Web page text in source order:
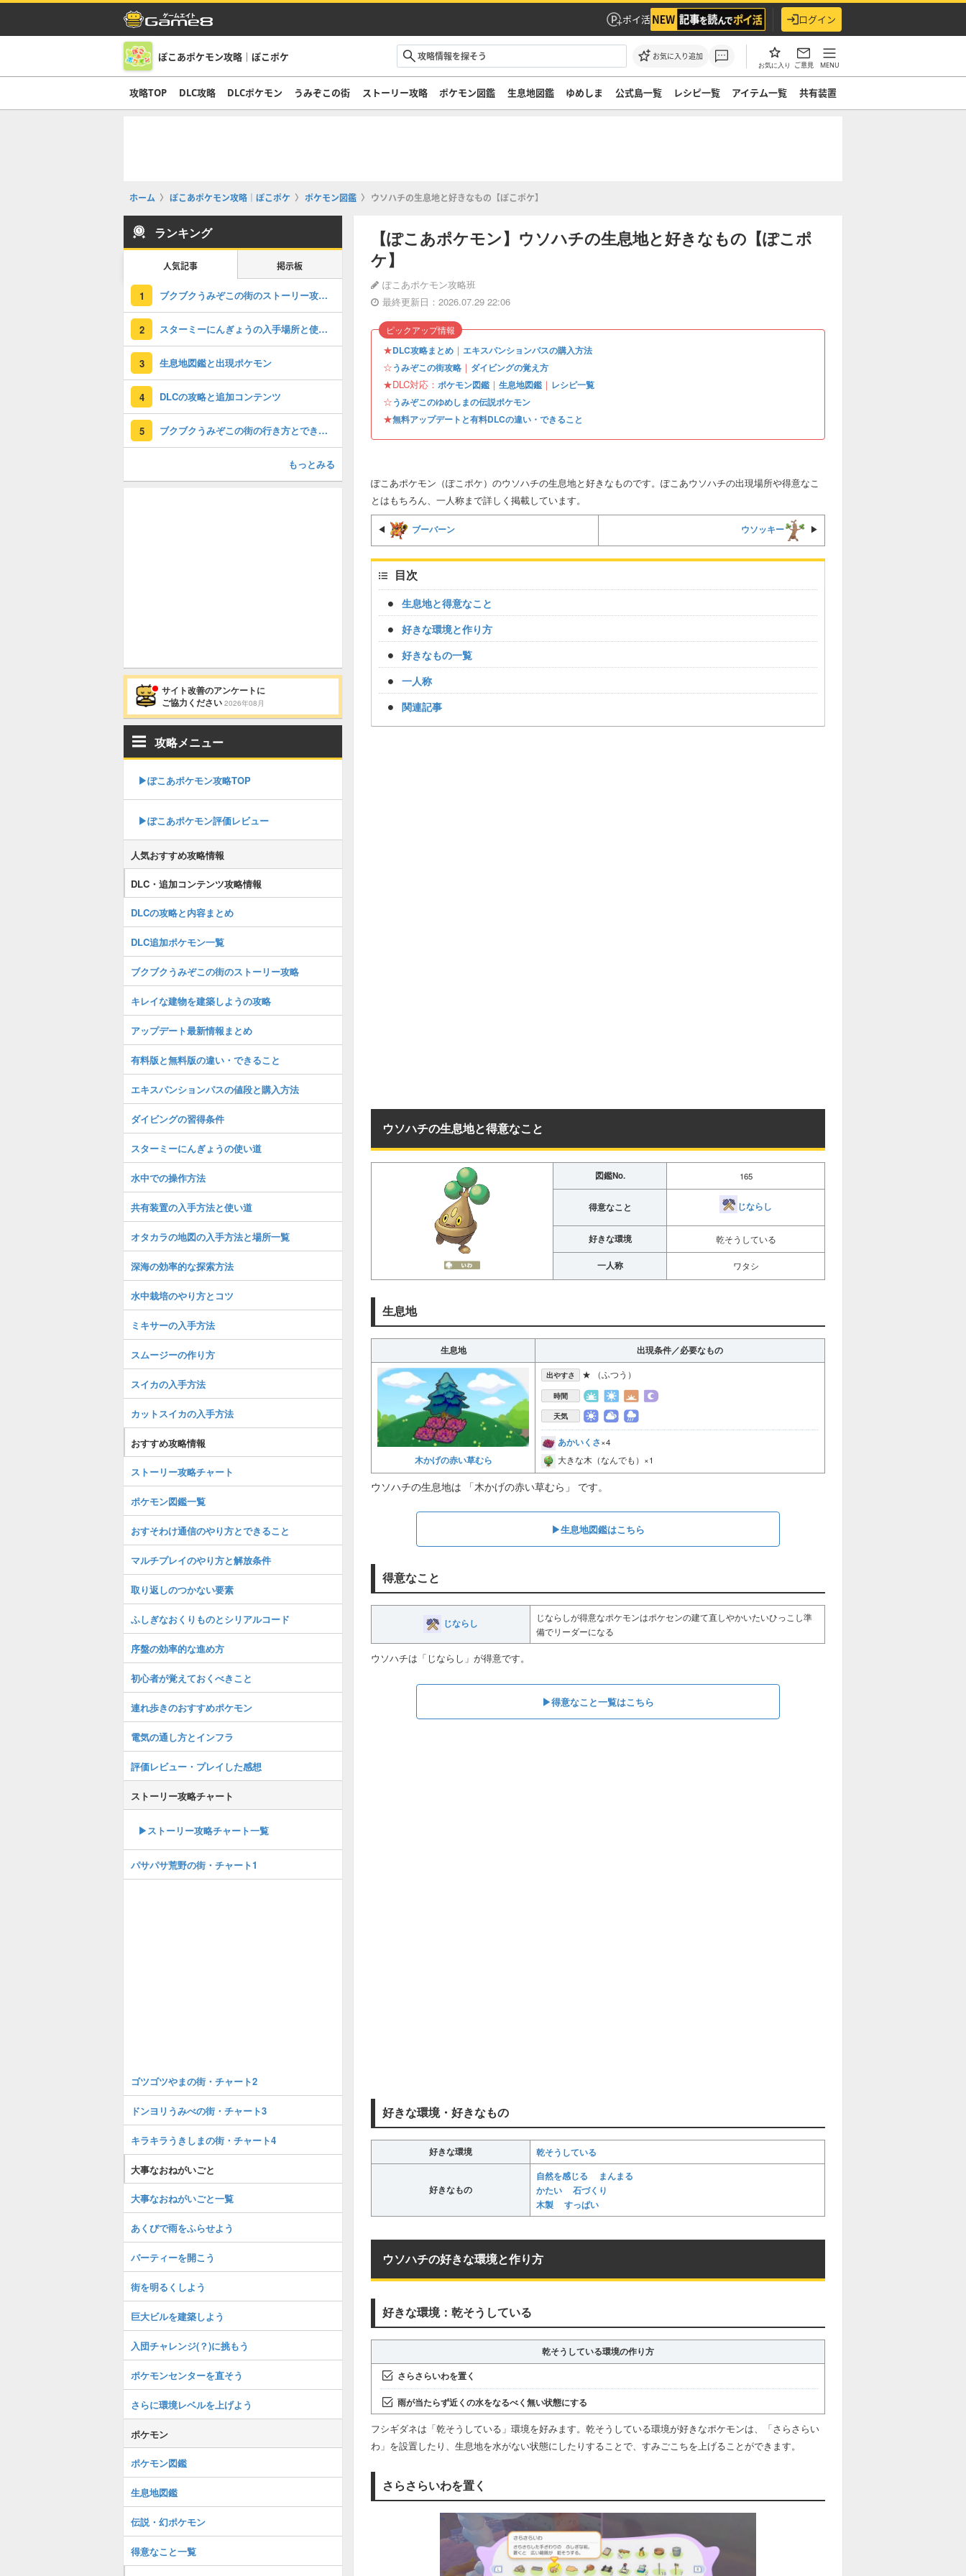
ポイ活 ログイン
ぽこあポケモン攻略｜ぽこポケ お気に入り追加
お気に入り ご意見 MENU
攻略TOP DLC攻略 DLCポケモン うみぞこの街 ストーリー攻略 ポケモン図鑑 生息地図鑑 ゆめしま 公式島一覧 レシピ一覧 アイテム一覧 共有装置
ホーム ぽこあポケモン攻略｜ぽこポケ ポケモン図鑑 ウソハチの生息地と好きなもの【ぽこポケ】
【ぽこあポケモン】ウソハチの生息地と好きなもの【ぽこポ
ケ】
ぽこあポケモン攻略班
最終更新日：2026.07.29 22:06
★DLC攻略まとめ ｜ エキスパンションパスの購入方法
☆うみぞこの街攻略 ｜ ダイビングの覚え方
★DLC対応： ポケモン図鑑 ｜ 生息地図鑑 ｜ レシピ一覧
☆うみぞこのゆめしまの伝説ポケモン
★無料アップデートと有料DLCの違い・できること
ピックアップ情報
ぽこあポケモン（ぽこポケ）のウソハチの生息地と好きなものです。ぽこあウソハチの出現場所や得意なこ
とはもちろん、一人称まで詳しく掲載しています。
◀ ブーバーン ウソッキー ▶︎
目次
生息地と得意なこと
好きな環境と作り方
好きなもの一覧
一人称
関連記事
ウソハチの生息地と得意なこと
図鑑No. 165
得意なこと じならし
好きな環境 乾そうしている
一人称 ワタシ
生息地
生息地 出現条件／必要なもの
木かげの赤い草むら
出やすさ ★ （ふつう）
時間
天気
あかいくさ×4
大きな木（なんでも）×1
ウソハチの生息地は 「木かげの赤い草むら」 です。
▶︎生息地図鑑はこちら
得意なこと
じならし
じならしが得意なポケモンはポケセンの建て直しやかいたいひっこし準
備でリーダーになる
ウソハチは「じならし」が得意です。
▶︎得意なこと一覧はこちら
好きな環境・好きなもの
好きな環境 乾そうしている
好きなもの
自然を感じる
まんまる
かたい
石づくり
木製
すっぱい
ウソハチの好きな環境と作り方
好きな環境：乾そうしている
乾そうしている環境の作り方
さらさらいわを置く
雨が当たらず近くの水をなるべく無い状態にする
フシギダネは「乾そうしている」環境を好みます。乾そうしている環境が好きなポケモンは、「さらさらい
わ」を設置したり、生息地を水がない状態にしたりすることで、すみごこちを上げることができます。
さらさらいわを置く
ランキング
人気記事 掲示板
1 ブクブクうみぞこの街のストーリー攻略・DLC第1弾
2 スターミーにんぎょうの入手場所と使い道
3 生息地図鑑と出現ポケモン
4 DLCの攻略と追加コンテンツ
5 ブクブクうみぞこの街の行き方とできること
もっとみる
サイト改善のアンケートに
ご協力ください 2026年08月
攻略メニュー
▶︎ぽこあポケモン攻略TOP
▶︎ぽこあポケモン評価レビュー
人気おすすめ攻略情報
DLC・追加コンテンツ攻略情報
DLCの攻略と内容まとめ
DLC追加ポケモン一覧
ブクブクうみぞこの街のストーリー攻略
キレイな建物を建築しようの攻略
アップデート最新情報まとめ
有料版と無料版の違い・できること
エキスパンションパスの値段と購入方法
ダイビングの習得条件
スターミーにんぎょうの使い道
水中での操作方法
共有装置の入手方法と使い道
オタカラの地図の入手方法と場所一覧
深海の効率的な探索方法
水中栽培のやり方とコツ
ミキサーの入手方法
スムージーの作り方
スイカの入手方法
カットスイカの入手方法
おすすめ攻略情報
ストーリー攻略チャート
ポケモン図鑑一覧
おすそわけ通信のやり方とできること
マルチプレイのやり方と解放条件
取り返しのつかない要素
ふしぎなおくりものとシリアルコード
序盤の効率的な進め方
初心者が覚えておくべきこと
連れ歩きのおすすめポケモン
電気の通し方とインフラ
評価レビュー・プレイした感想
ストーリー攻略チャート
▶ストーリー攻略チャート一覧
パサパサ荒野の街・チャート1
ゴツゴツやまの街・チャート2
ドンヨリうみべの街・チャート3
キラキラうきしまの街・チャート4
大事なおねがいごと
大事なおねがいごと一覧
あくびで雨をふらせよう
パーティーを開こう
街を明るくしよう
巨大ビルを建築しよう
入団チャレンジ(？)に挑もう
ポケモンセンターを直そう
さらに環境レベルを上げよう
ポケモン
ポケモン図鑑
生息地図鑑
伝説・幻ポケモン
得意なこと一覧